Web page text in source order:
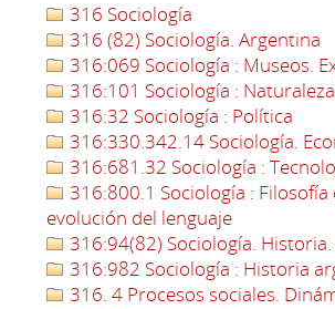
316 Sociología
316 (82) Sociología. Argentina
316:069 Sociología : Museos.
316:101 Sociología :
316:32 Sociología : Política
316:330.342.14 Sociología.
316:681.32 Sociología :
316:800.1 Sociología :
evolución del lenguaje
316:94(82) Sociología.
316:982 Sociología : Historia
316. 4 Procesos sociales.